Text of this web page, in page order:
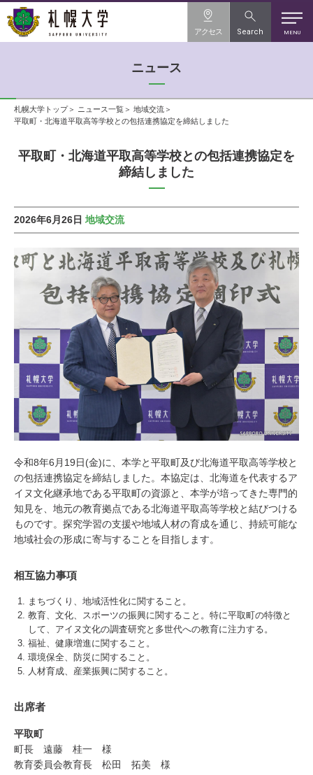
MENU
アクセス Search
ニュース
札幌大学トップ ニュース一覧
地域交流
平取町・北海道平取高等学校との包括連携協定を締結しました
平取町・北海道平取高等学校との包括連携協定を
締結しました
2026年6月26日 地域交流
令和8年6月19日(金)に、本学と平取町及び北海道平取高等学校と
の包括連携協定を締結しました。本協定は、北海道を代表するア
イヌ文化継承地である平取町の資源と、本学が培ってきた専門的
知見を、地元の教育拠点である北海道平取高等学校と結びつける
ものです。探究学習の支援や地域人材の育成を通じ、持続可能な
地域社会の形成に寄与することを目指します。
相互協力事項
まちづくり、地域活性化に関すること。
教育、文化、スポーツの振興に関すること。特に平取町の特徴と
して、アイヌ文化の調査研究と多世代への教育に注力する。
福祉、健康増進に関すること。
環境保全、防災に関すること。
人材育成、産業振興に関すること。
出席者
平取町
町長 遠藤 桂一 様
教育委員会教育長 松田 拓美 様